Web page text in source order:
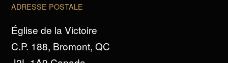
ADRESSE POSTALE
Église de la Victoire
C.P. 188, Bromont, QC